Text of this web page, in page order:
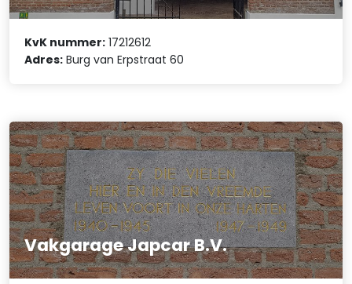
KvK nummer: 17212612
Adres: Burg van Erpstraat 60
Vakgarage Japcar B.V.